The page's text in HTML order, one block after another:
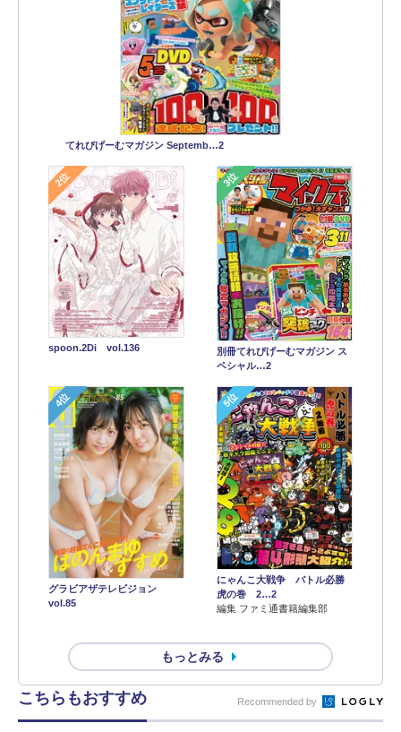
てれびげーむマガジン Septemb…2
2位
spoon.2Di vol.136
3位
別冊てれびげーむマガジン ス
ペシャル…2
4位
グラビアザテレビジョン
vol.85
5位
にゃんこ大戦争 バトル必勝
虎の巻 2…2
編集 ファミ通書籍編集部
もっとみる
こちらもおすすめ Recommended by